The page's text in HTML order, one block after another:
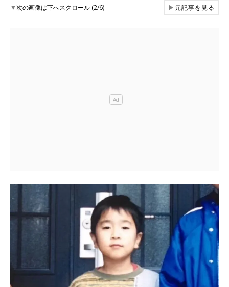
▼次の画像は下へスクロール (2/6) ▶元記事を見る